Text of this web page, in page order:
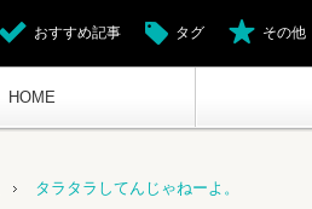
HOME
おすすめ記事 タグ その他
タラタラしてんじゃねーよ。